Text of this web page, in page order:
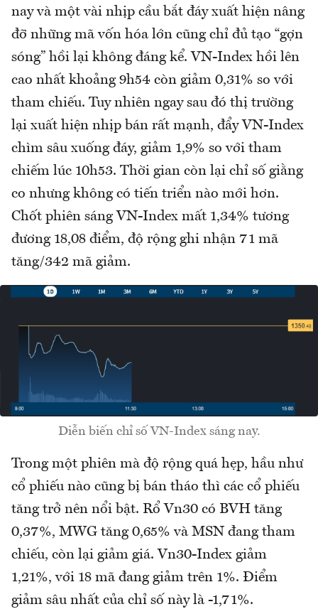
nay và một vài nhịp cầu bắt đáy xuất hiện nâng
đỡ những mã vốn hóa lớn cũng chỉ đủ tạo “gợn
sóng” hồi lại không đáng kể. VN-Index hồi lên
cao nhất khoảng 9h54 còn giảm 0,31% so với
tham chiếu. Tuy nhiên ngay sau đó thị trường
lại xuất hiện nhịp bán rất mạnh, đẩy VN-Index
chìm sâu xuống đáy, giảm 1,9% so với tham
chiếm lúc 10h53. Thời gian còn lại chỉ số giằng
co nhưng không có tiến triển nào mới hơn.
Chốt phiên sáng VN-Index mất 1,34% tương
đương 18,08 điểm, độ rộng ghi nhận 71 mã
tăng/342 mã giảm.
Diễn biến chỉ số VN-Index sáng nay.
Trong một phiên mà độ rộng quá hẹp, hầu như
cổ phiếu nào cũng bị bán tháo thì các cổ phiếu
tăng trở nên nổi bật. Rổ Vn30 có BVH tăng
0,37%, MWG tăng 0,65% và MSN đang tham
chiếu, còn lại giảm giá. Vn30-Index giảm
1,21%, với 18 mã đang giảm trên 1%. Điểm
giảm sâu nhất của chỉ số này là -1,71%.